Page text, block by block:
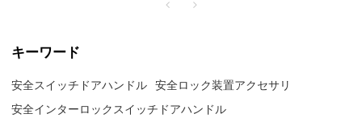
キーワード
安全スイッチドアハンドル 安全ロック装置アクセサリ
安全インターロックスイッチドアハンドル